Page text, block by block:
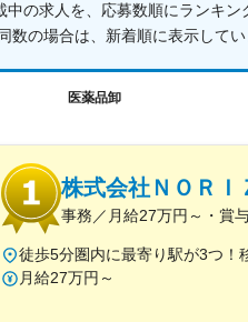
中の求人を、応募数順にランキン
数の場合は、新着順に表示してい
医薬品卸
株式会社ＮＯＲＩ
事務／月給27万円～・賞
月給27万円～